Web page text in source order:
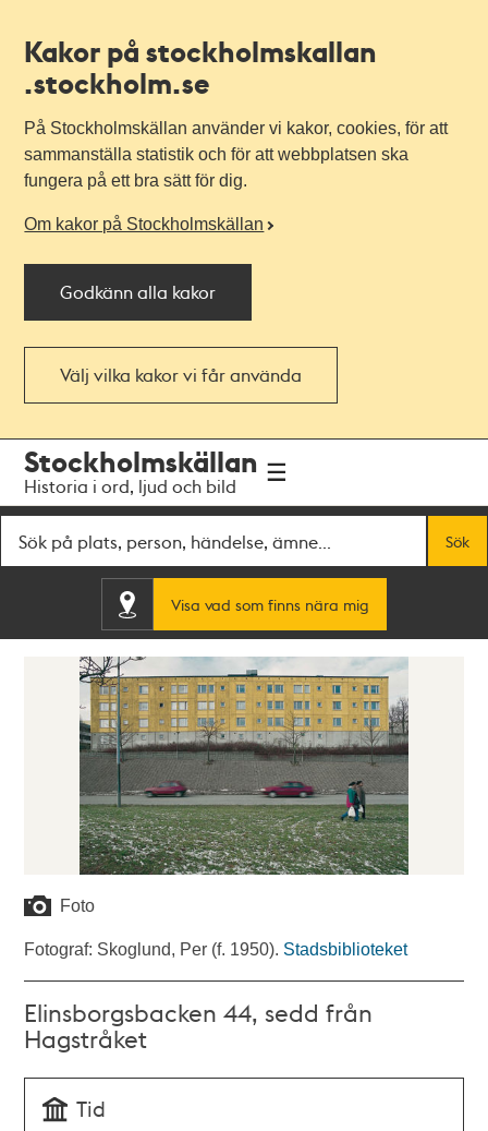
Kakor på stockholmskallan
.stockholm.se
På Stockholmskällan använder vi kakor, cookies, för att
sammanställa statistik och för att webbplatsen ska
fungera på ett bra sätt för dig.
Om kakor på Stockholmskällan
Godkänn alla kakor
Välj vilka kakor vi får använda
navigationen
huvudinnehållet
Stockholmskällan
Historia i ord, ljud och bild
Sök
Visa vad som finns nära mig
Foto
Fotograf: Skoglund, Per (f. 1950). Stadsbiblioteket
Elinsborgsbacken 44, sedd från
Hagstråket
Tid